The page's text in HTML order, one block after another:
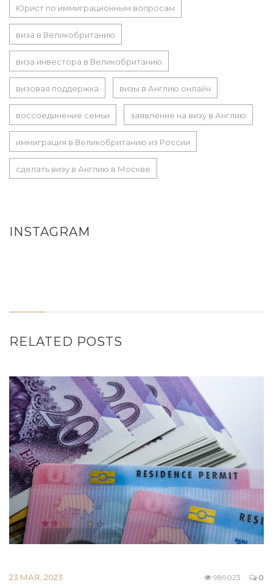
Юрист по иммиграционным вопросам
виза в Великобританию
виза инвестора в Великобританию
визовая поддержка визы в Англию онлайн
воссоединение семьи заявление на визу в Англию
иммиграция в Великобританию из России
сделать визу в Англию в Москве
INSTAGRAM
RELATED POSTS
23 МАЯ, 2023 0
989023